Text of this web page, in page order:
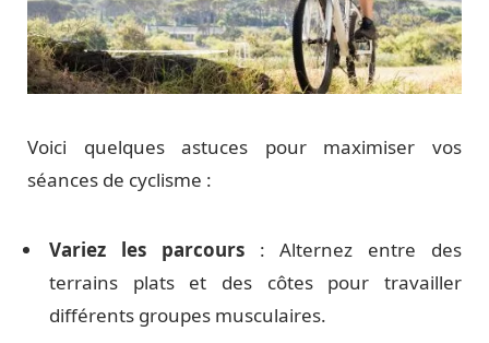
Voici quelques astuces pour maximiser vos
séances de cyclisme :
Variez les parcours: Alternez entre des
terrains plats et des côtes pour travailler
différents groupes musculaires.